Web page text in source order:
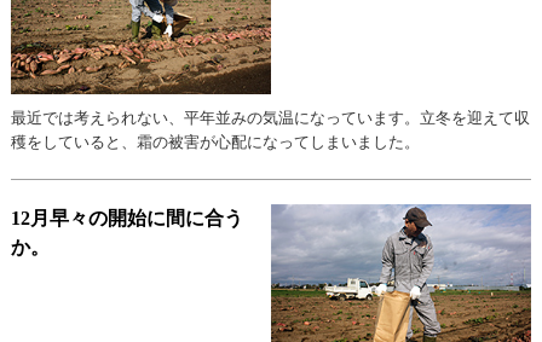
最近では考えられない、平年並みの気温になっています。立冬を迎えて収
穫をしていると、霜の被害が心配になってしまいました。
12月早々の開始に間に合う
か。